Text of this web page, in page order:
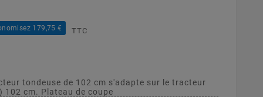
179,75 € TTC
tondeuse de 102 cm s'adapte sur le tracteur
102 cm. Plateau de coupe